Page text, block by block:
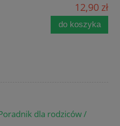
12,90 zł
do koszyka
dla rodziców /